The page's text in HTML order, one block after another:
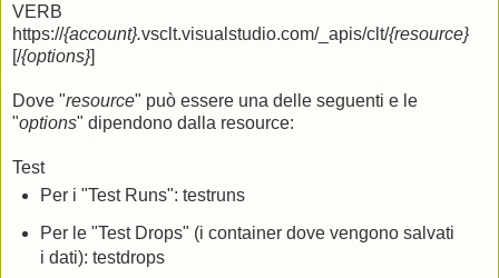
VERB
https://{account}.vsclt.visualstudio.com/_apis/clt/{resource}
[/{options}]
Dove "resource" può essere una delle seguenti e le
"options" dipendono dalla resource:
Test
Per i "Test Runs": testruns
Per le "Test Drops" (i container dove vengono salvati
i dati): testdrops